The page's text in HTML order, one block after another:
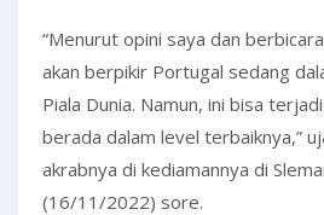
“Menurut opini saya dan
akan berpikir Portugal sedang
Piala Dunia. Namun, ini bisa
berada dalam level terbaiknya,”
akrabnya di kediamannya di
(16/11/2022) sore.